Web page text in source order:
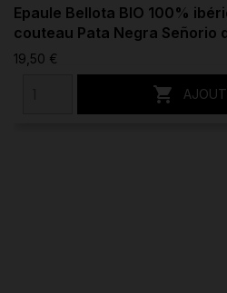
Epaule Bellota BIO 100%
couteau Pata Negra Señorio
19,50 €
